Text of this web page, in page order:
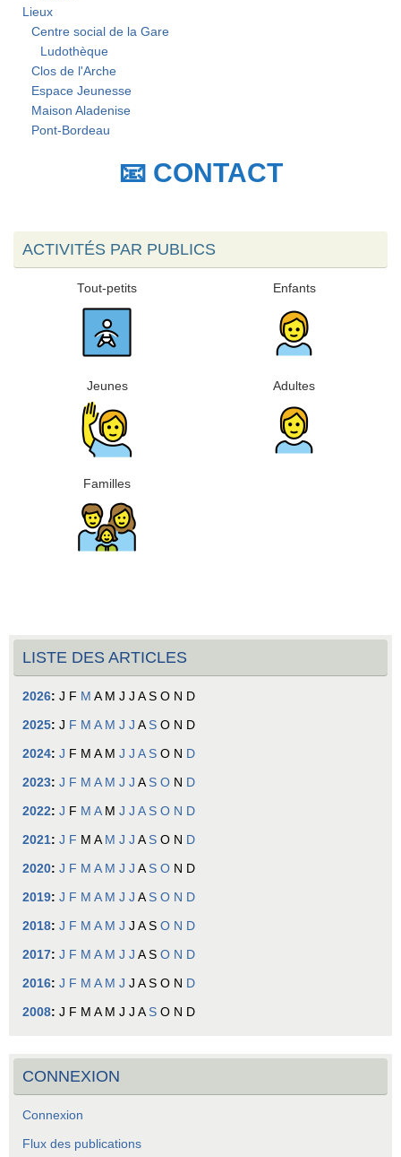
Lieux
Centre social de la Gare
Ludothèque
Clos de l'Arche
Espace Jeunesse
Maison Aladenise
Pont-Bordeau
📧 CONTACT
ACTIVITÉS PAR PUBLICS
Tout-petits Enfants
Jeunes Adultes
Familles
LISTE DES ARTICLES
2026: J F M A M J J A S O N D
2025: J F M A M J J A S O N D
2024: J F M A M J J A S O N D
2023: J F M A M J J A S O N D
2022: J F M A M J J A S O N D
2021: J F M A M J J A S O N D
2020: J F M A M J J A S O N D
2019: J F M A M J J A S O N D
2018: J F M A M J J A S O N D
2017: J F M A M J J A S O N D
2016: J F M A M J J A S O N D
2008: J F M A M J J A S O N D
CONNEXION
Connexion
Flux des publications